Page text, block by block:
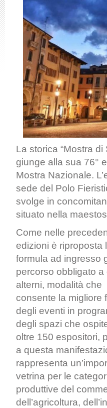
La storica “Mostra
giunge alla sua 76°
Mostra Nazionale.
sede del Polo
svolge in
situato nella
Come nelle
edizioni è riproposta
formula ad ingresso
percorso obbligato a
alterni, modalità che
consente la migliore
degli eventi in
degli spazi che
oltre 150 espositori,
a questa
rappresenta
vetrina per le
produttive del
dell’agricoltura,